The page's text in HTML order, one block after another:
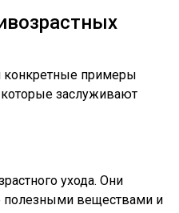
конкретные примеры
которые заслуживают
ухода. Они
полезными веществами и